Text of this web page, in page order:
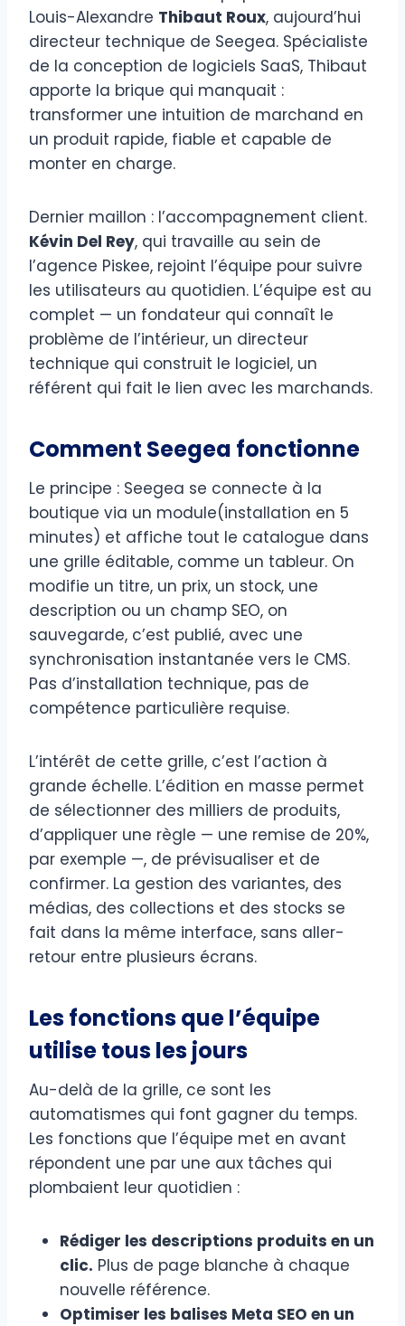
Louis-Alexandre Thibaut Roux, aujourd’hui
directeur technique de Seegea. Spécialiste
de la conception de logiciels SaaS, Thibaut
apporte la brique qui manquait :
transformer une intuition de marchand en
un produit rapide, fiable et capable de
monter en charge.
Dernier maillon : l’accompagnement client.
Kévin Del Rey, qui travaille au sein de
l’agence Piskee, rejoint l’équipe pour suivre
les utilisateurs au quotidien. L’équipe est au
complet — un fondateur qui connaît le
problème de l’intérieur, un directeur
technique qui construit le logiciel, un
référent qui fait le lien avec les marchands.
Comment Seegea fonctionne
Le principe : Seegea se connecte à la
boutique via un module(installation en 5
minutes) et affiche tout le catalogue dans
une grille éditable, comme un tableur. On
modifie un titre, un prix, un stock, une
description ou un champ SEO, on
sauvegarde, c’est publié, avec une
synchronisation instantanée vers le CMS.
Pas d’installation technique, pas de
compétence particulière requise.
L’intérêt de cette grille, c’est l’action à
grande échelle. L’édition en masse permet
de sélectionner des milliers de produits,
d’appliquer une règle — une remise de 20%,
par exemple —, de prévisualiser et de
confirmer. La gestion des variantes, des
médias, des collections et des stocks se
fait dans la même interface, sans aller-
retour entre plusieurs écrans.
Les fonctions que l’équipe
utilise tous les jours
Au-delà de la grille, ce sont les
automatismes qui font gagner du temps.
Les fonctions que l’équipe met en avant
répondent une par une aux tâches qui
plombaient leur quotidien :
Rédiger les descriptions produits en un
clic. Plus de page blanche à chaque
nouvelle référence.
Optimiser les balises Meta SEO en un